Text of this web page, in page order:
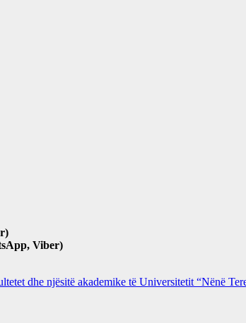
Viber)
dhe njësitë akademike të Universitetit “Nënë